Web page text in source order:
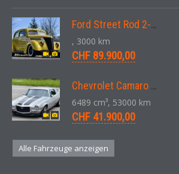
Ford Street Rod 2-Door V8 Aut. 1937
, 3000 km
CHF 89.900,00
Chevrolet Camaro SS 396 LS3 Coupe Aut. 1971
6489 cm³, 53000 km
CHF 41.900,00
Alle Fahrzeuge anzeigen